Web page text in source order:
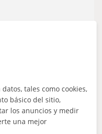
aprobar las
Contactar
tales como cookies,
básico del sitio,
los anuncios y medir
una mejor